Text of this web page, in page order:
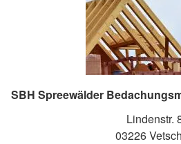
SBH Spreewälder
Lindenstr.
03226